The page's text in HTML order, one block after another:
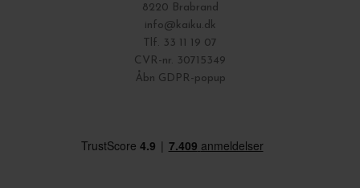
8220 Brabrand
info@kaiku.dk
Tlf. 33 11 19 07
CVR-nr. 30715349
Åbn GDPR-popup